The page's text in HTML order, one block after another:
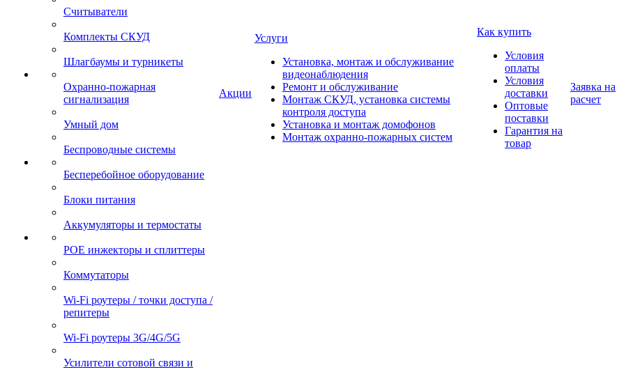
Считыватели
Комплекты СКУД
Шлагбаумы и турникеты
Охранно-пожарная
сигнализация
Умный дом
Беспроводные системы
Бесперебойное оборудование
Блоки питания
Аккумуляторы и термостаты
POE инжекторы и сплиттеры
Коммутаторы
Wi-Fi роутеры / точки доступа /
репитеры
Wi-Fi роутеры 3G/4G/5G
Усилители сотовой связи и
Акции
Услуги
Установка, монтаж и обслуживание
видеонаблюдения
Ремонт и обслуживание
Монтаж СКУД, установка системы
контроля доступа
Установка и монтаж домофонов
Монтаж охранно-пожарных систем
Как купить
Условия
оплаты
Условия
доставки
Оптовые
поставки
Гарантия на
товар
Заявка на
расчет